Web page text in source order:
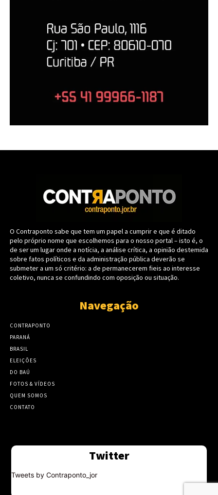
O Contraponto sabe que tem um papel a cumprir e que é ditado
pelo próprio nome que escolhemos para o nosso portal – isto é, o
de ser um lugar onde a notícia, a análise crítica, a opinião destemida
sobre fatos políticos e da administração pública deverão se
submeter a um só critério: a de permanecerem fieis ao interesse
coletivo, nunca se confundindo com oposição ou situação.
Navegação
CONTRAPONTO
PARANÁ
BRASIL
ELEIÇÕES
DO BAÚ
FOTOS & VÍDEOS
QUEM SOMOS
CONTATO
Twitter
Tweets by Contraponto_jor